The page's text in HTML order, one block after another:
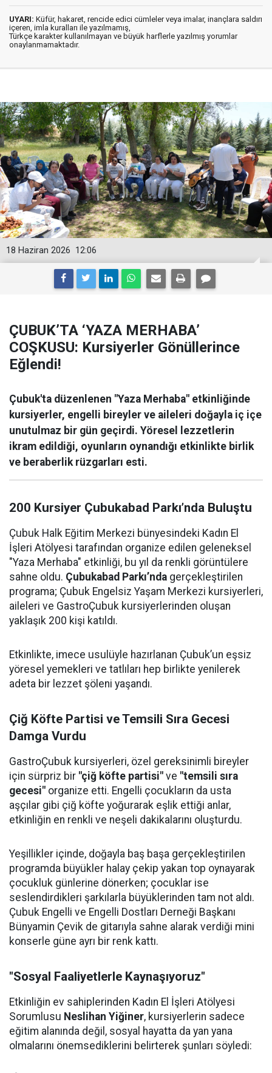
UYARI: Küfür, hakaret, rencide edici cümleler veya imalar, inançlara saldırı
içeren, imla kuralları ile yazılmamış,
Türkçe karakter kullanılmayan ve büyük harflerle yazılmış yorumlar
onaylanmamaktadır.
12:06
18 Haziran 2026
ÇUBUK’TA ‘YAZA MERHABA’
COŞKUSU: Kursiyerler Gönüllerince
Eğlendi!
Çubuk'ta düzenlenen "Yaza Merhaba" etkinliğinde
kursiyerler, engelli bireyler ve aileleri doğayla iç içe
unutulmaz bir gün geçirdi. Yöresel lezzetlerin
ikram edildiği, oyunların oynandığı etkinlikte birlik
ve beraberlik rüzgarları esti.
200 Kursiyer Çubukabad Parkı’nda Buluştu
Çubuk Halk Eğitim Merkezi bünyesindeki Kadın El
İşleri Atölyesi tarafından organize edilen geleneksel
"Yaza Merhaba" etkinliği, bu yıl da renkli görüntülere
sahne oldu. Çubukabad Parkı’nda gerçekleştirilen
programa; Çubuk Engelsiz Yaşam Merkezi kursiyerleri,
aileleri ve GastroÇubuk kursiyerlerinden oluşan
yaklaşık 200 kişi katıldı.
Etkinlikte, imece usulüyle hazırlanan Çubuk’un eşsiz
yöresel yemekleri ve tatlıları hep birlikte yenilerek
adeta bir lezzet şöleni yaşandı.
Çiğ Köfte Partisi ve Temsili Sıra Gecesi
Damga Vurdu
GastroÇubuk kursiyerleri, özel gereksinimli bireyler
için sürpriz bir "çiğ köfte partisi" ve "temsili sıra
gecesi" organize etti. Engelli çocukların da usta
aşçılar gibi çiğ köfte yoğurarak eşlik ettiği anlar,
etkinliğin en renkli ve neşeli dakikalarını oluşturdu.
Yeşillikler içinde, doğayla baş başa gerçekleştirilen
programda büyükler halay çekip yakan top oynayarak
çocukluk günlerine dönerken; çocuklar ise
seslendirdikleri şarkılarla büyüklerinden tam not aldı.
Çubuk Engelli ve Engelli Dostları Derneği Başkanı
Bünyamin Çevik de gitarıyla sahne alarak verdiği mini
konserle güne ayrı bir renk kattı.
"Sosyal Faaliyetlerle Kaynaşıyoruz"
Etkinliğin ev sahiplerinden Kadın El İşleri Atölyesi
Sorumlusu Neslihan Yiğiner, kursiyerlerin sadece
eğitim alanında değil, sosyal hayatta da yan yana
olmalarını önemsediklerini belirterek şunları söyledi: